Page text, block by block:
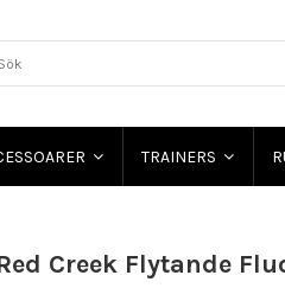
TRAINERS
Creek Flytande